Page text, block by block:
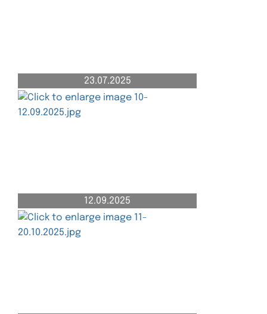
23.07.2025
12.09.2025